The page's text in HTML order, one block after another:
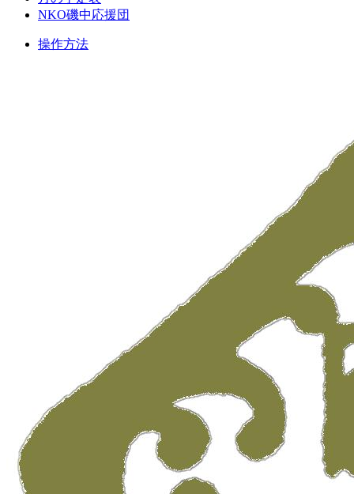
NKO磯中応援団
操作方法